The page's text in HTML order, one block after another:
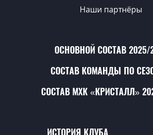
Наши партнёры
ОСНОВНОЙ СОСТАВ 2025/
СОСТАВ КОМАНДЫ ПО
СОСТАВ МХК «КРИСТАЛЛ»
ИСТОРИЯ КЛУБА